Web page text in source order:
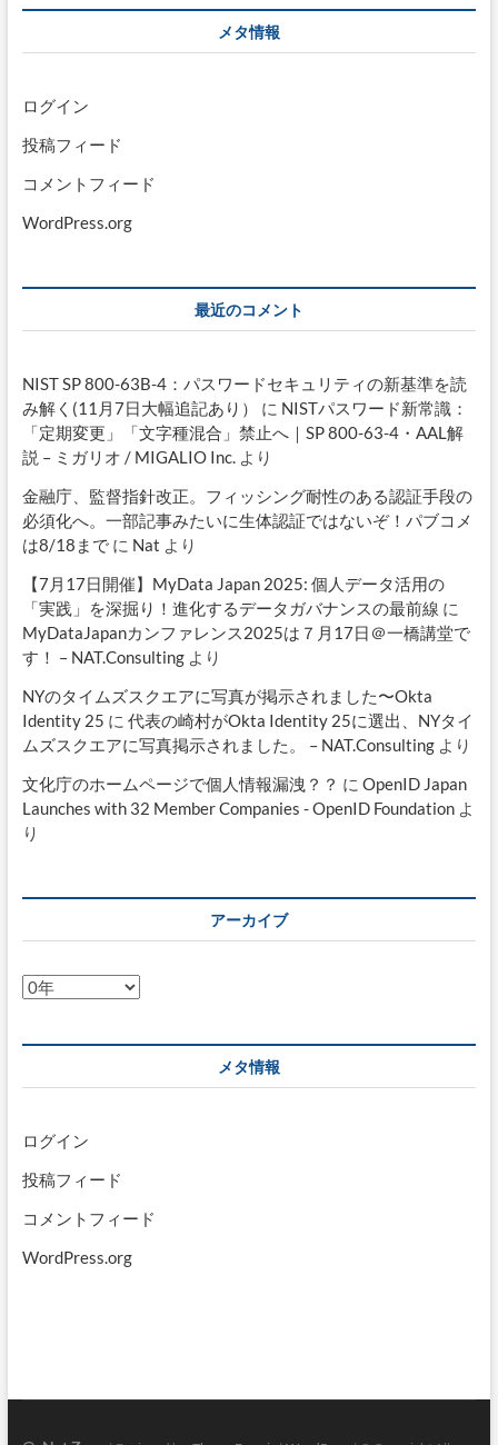
メタ情報
ログイン
投稿フィード
コメントフィード
WordPress.org
最近のコメント
NIST SP 800-63B-4：パスワードセキュリティの新基準を読
み解く(11月7日大幅追記あり）
に NISTパスワード新常識：
「定期変更」「文字種混合」禁止へ｜SP 800-63-4・AAL解
説 – ミガリオ / MIGALIO Inc.より
金融庁、監督指針改正。フィッシング耐性のある認証手段の
必須化へ。一部記事みたいに生体認証ではないぞ！パブコメ
は8/18までに Nat より
【7月17日開催】MyData Japan 2025: 個人データ活用の
「実践」を深掘り！進化するデータガバナンスの最前線 に
MyDataJapanカンファレンス2025は７月17日＠一橋講堂で
す！ – NAT.Consultingより
NYのタイムズスクエアに写真が掲示されました〜Okta
Identity 25 に 代表の崎村がOkta Identity 25に選出、NYタイ
ムズスクエアに写真掲示されました。 – NAT.Consultingより
文化庁のホームページで個人情報漏洩？？ に OpenID Japan
Launches with 32 Member Companies - OpenID Foundationよ
り
アーカイブ
ア
ブ
メタ情報
ログイン
投稿フィード
コメントフィード
WordPress.org